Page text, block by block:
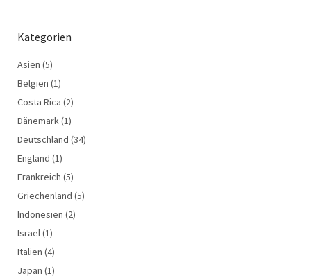
Kategorien
Asien (5)
Belgien (1)
Costa Rica (2)
Dänemark(1)
Deutschland (34)
England (1)
Frankreich (5)
Griechenland (5)
Indonesien (2)
Israel(1)
Italien (4)
Japan (1)